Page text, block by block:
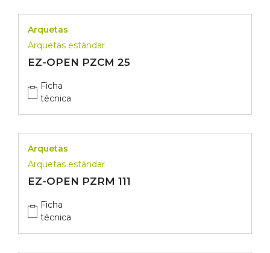
Arquetas
Arquetas estándar
EZ-OPEN PZCM 25
Ficha
técnica
Arquetas
Arquetas estándar
EZ-OPEN PZRM 111
Ficha
técnica